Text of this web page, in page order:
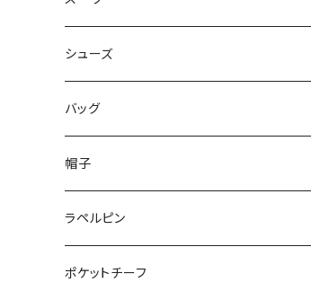
50/XL～
48/L
50/XL～
46/M
48/L
50/XL～
～44/S
46/M
48/L
50/XL～
シューズ
～25.5cm
26cm～
27cm～
28cm～
バッグ
帽子
ラペルピン
ポケットチーフ